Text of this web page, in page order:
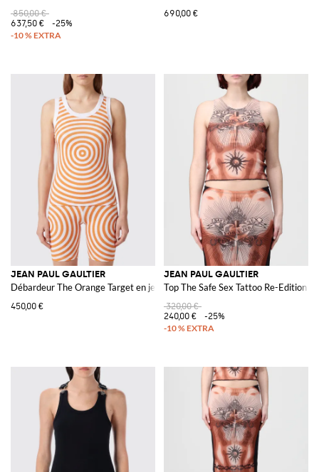
850,00 €
637,50 €
-25%
690,00 €
JEAN PAUL GAULTIER
Débardeur The Orange Target en jersey à imprimé optique
450,00 €
JEAN PAUL GAULTIER
Top The Safe Sex Tattoo Re-Edition
320,00 €
240,00 €
-25%